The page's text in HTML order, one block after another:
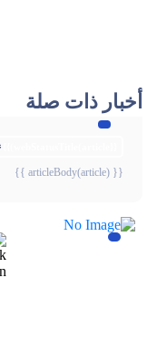
أخبار ذات صلة
{{ articleBody(article) }}